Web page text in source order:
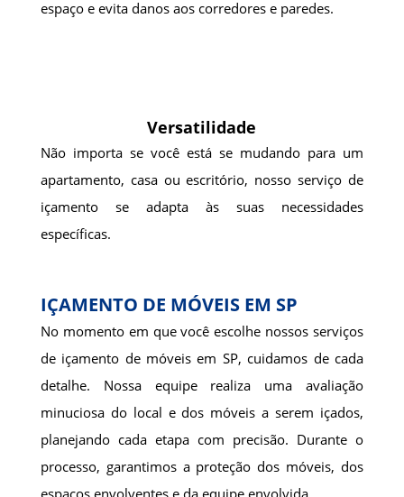
espaço e evita danos aos corredores e paredes.
Versatilidade
Não importa se você está se mudando para um
apartamento, casa ou escritório, nosso serviço de
içamento se adapta às suas necessidades
específicas.
IÇAMENTO DE MÓVEIS EM SP
No momento em que você escolhe nossos serviços
de içamento de móveis em SP, cuidamos de cada
detalhe. Nossa equipe realiza uma avaliação
minuciosa do local e dos móveis a serem içados,
planejando cada etapa com precisão. Durante o
processo, garantimos a proteção dos móveis, dos